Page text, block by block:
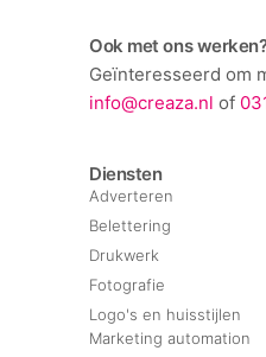
Ook met ons
Geïnteresseerd om
info@creaza.nl of
Diensten
Adverteren
Belettering
Drukwerk
Fotografie
Logo's en huisstijlen
Marketing automation